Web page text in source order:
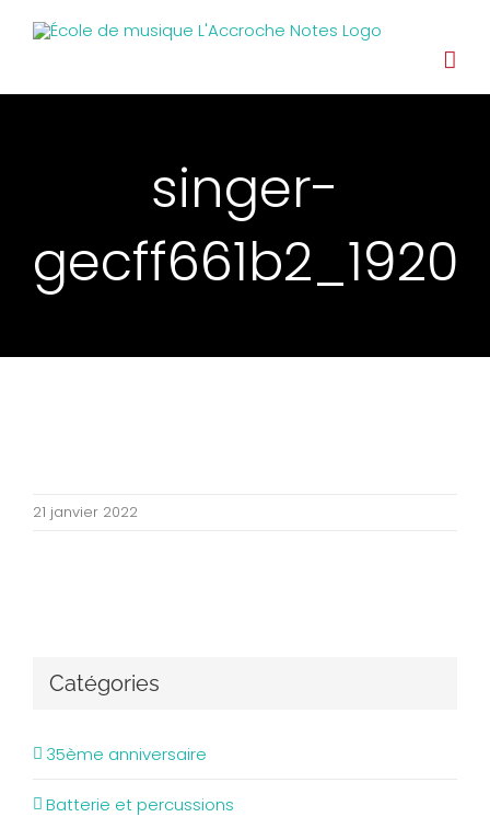
singer-
gecff661b2_1920
21 janvier 2022
Catégories
35ème anniversaire
Batterie et percussions